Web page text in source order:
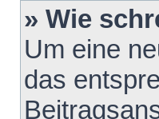
» Wie
Um eine
das